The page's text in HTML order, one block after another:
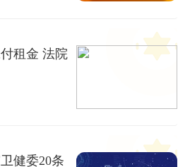
租金 法院
健委20条